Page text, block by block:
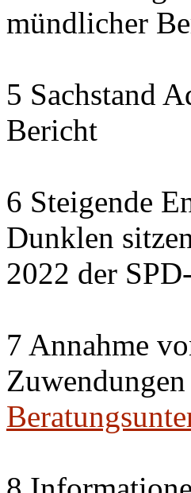
mündlicher
5 Sachstand
Bericht
6 Steigende
Dunklen
2022 der
7 Annahme
Zuwendungen